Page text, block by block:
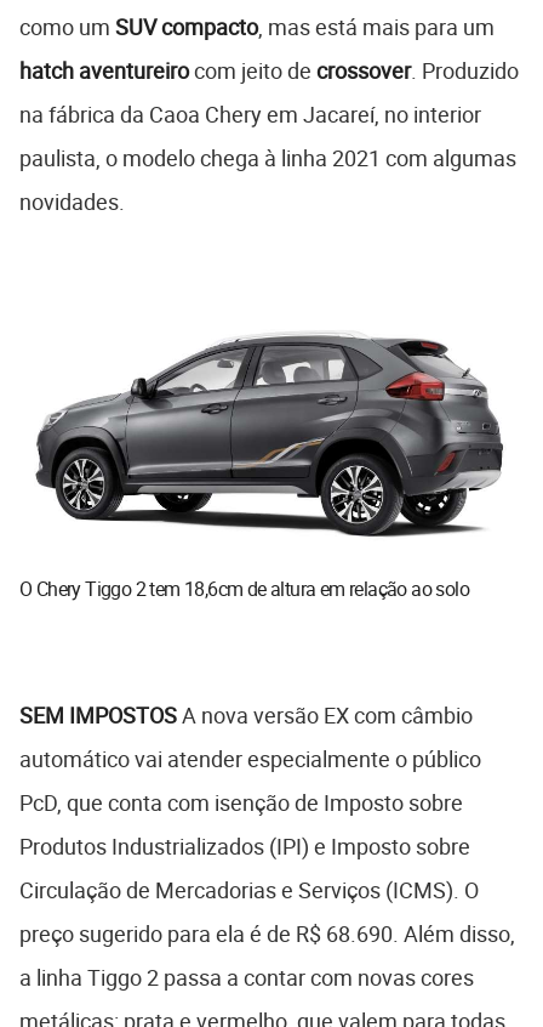
como um SUV compacto, mas está mais para um
hatch aventureirocom jeito de crossover. Produzido
na fábrica da Caoa Chery em Jacareí, no interior
paulista, o modelo chega à linha 2021 com algumas
novidades.
O Chery Tiggo 2 tem 18,6cm de altura em relação ao solo
SEM IMPOSTOSA nova versão EX com câmbio
automático vai atender especialmente o público
PcD, que conta com isenção de Imposto sobre
Produtos Industrializados (IPI) e Imposto sobre
Circulação de Mercadorias e Serviços (ICMS). O
preço sugerido para ela é de R$ 68.690. Além disso,
a linha Tiggo 2 passa a contar com novas cores
metálicas: prata e vermelho, que valem para todas